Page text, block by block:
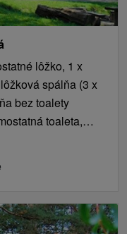
lôžko, 1 x
spálňa (3 x
bez toalety
toaleta,